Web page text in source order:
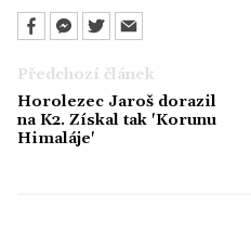
Předchozí článek
Horolezec Jaroš dorazil
na K2. Získal tak 'Korunu
Himaláje'